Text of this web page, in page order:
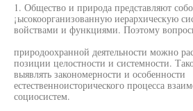
1. Общество и природа представляют
¡ысокоорганизованную иерархическую
войствами и функциями. Поэтому
природоохранной деятельности можно
позиции целостности и системности.
выявлять закономерности и особенности
естественноисторического процесса
социосистем.